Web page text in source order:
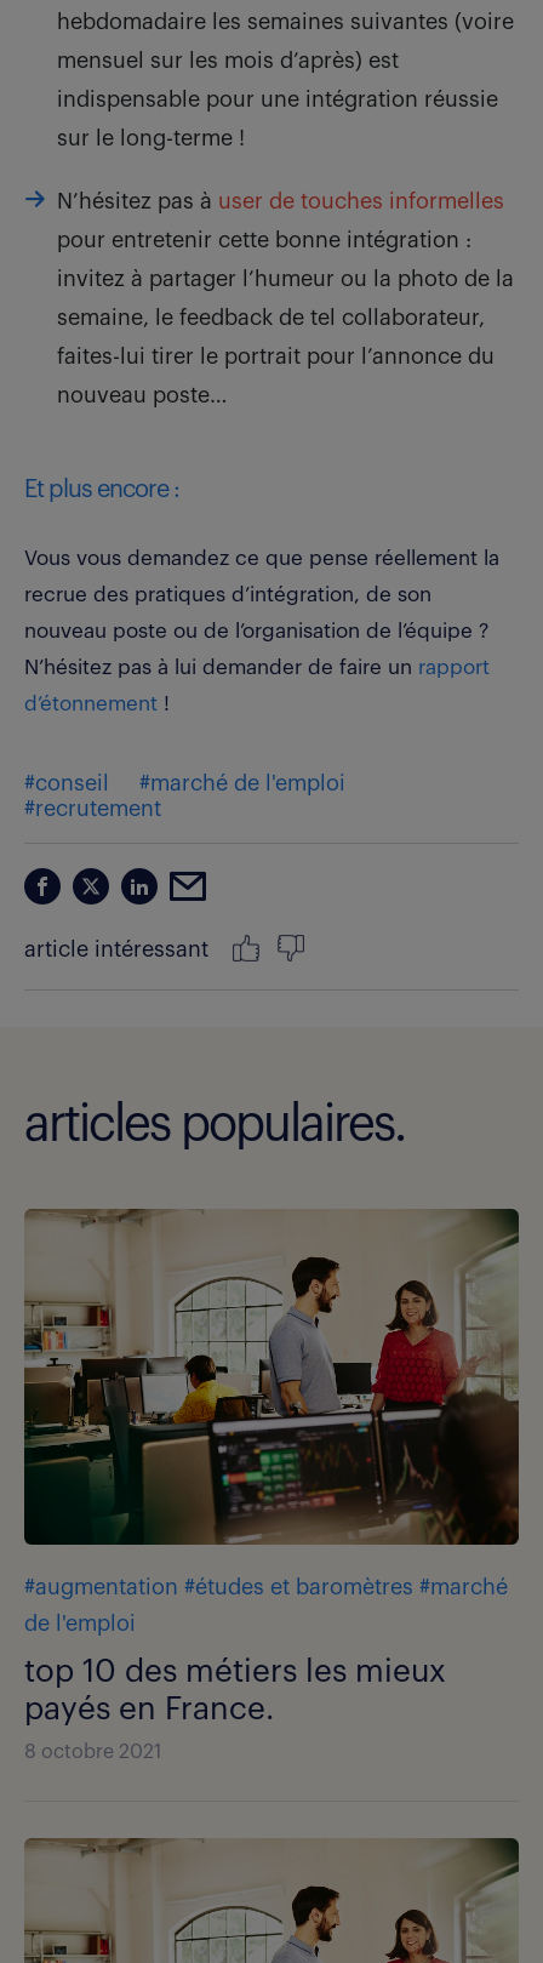
hebdomadaire les semaines suivantes (voire
mensuel sur les mois d’après) est
indispensable pour une intégration réussie
sur le long-terme !
N’hésitez pas à user de touches informelles
pour entretenir cette bonne intégration :
invitez à partager l’humeur ou la photo de la
semaine, le feedback de tel collaborateur,
faites-lui tirer le portrait pour l’annonce du
nouveau poste…
Et plus encore :
Vous vous demandez ce que pense réellement la
recrue des pratiques d’intégration, de son
nouveau poste ou de l’organisation de l’équipe ?
N’hésitez pas à lui demander de faire un rapport
d’étonnement !
#conseil
#marché de l'emploi
#recrutement
article intéressant
articles populaires.
#augmentation #études et baromètres #marché
de l'emploi
top 10 des métiers les mieux
payés en France.
8 octobre 2021